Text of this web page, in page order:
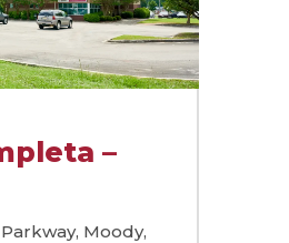
–
Moody,